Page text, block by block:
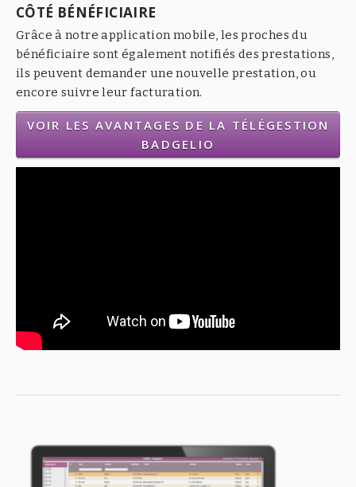
CÔTÉ BÉNÉFICIAIRE
Grâce à notre application mobile, les proches du
bénéficiaire sont également notifiés des prestations,
ils peuvent demander une nouvelle prestation, ou
encore suivre leur facturation.
VOIR LES AVANTAGES DE LA TÉLÉGESTION
BADGELIO